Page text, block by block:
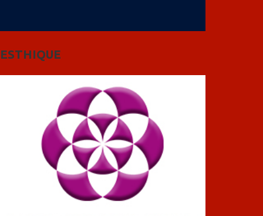
ESTHIQUE